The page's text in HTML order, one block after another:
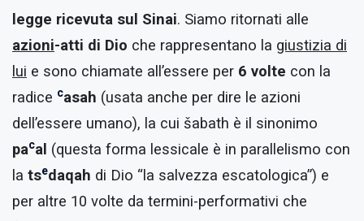
legge ricevuta sul Sinai. Siamo ritornati alle
azioni-atti di Dio che rappresentano la giustizia di
lui e sono chiamate all’essere per 6 volte con la
radice casah (usata anche per dire le azioni
dell’essere umano), la cui šabath è il sinonimo
pacal (questa forma lessicale è in parallelismo con
la tsedaqah di Dio “la salvezza escatologica”) e
per altre 10 volte da termini-performativi che